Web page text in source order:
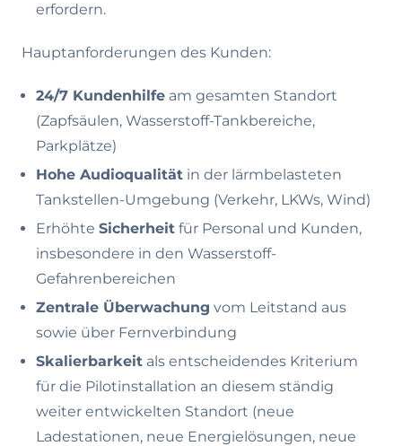
erfordern.
Hauptanforderungen des Kunden:
24/7 Kundenhilfe am gesamten Standort
(Zapfsäulen, Wasserstoff-Tankbereiche,
Parkplätze)
Hohe Audioqualität in der lärmbelasteten
Tankstellen-Umgebung (Verkehr, LKWs, Wind)
Erhöhte Sicherheit für Personal und Kunden,
insbesondere in den Wasserstoff-
Gefahrenbereichen
Zentrale Überwachung vom Leitstand aus
sowie über Fernverbindung
Skalierbarkeit als entscheidendes Kriterium
für die Pilotinstallation an diesem ständig
weiter entwickelten Standort (neue
Ladestationen, neue Energielösungen, neue